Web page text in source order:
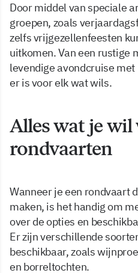
Door middel van speciale
groepen, zoals
zelfs vrijgezellenfeesten
uitkomen. Van een rustige
levendige avondcruise
er is voor elk wat wils.
Alles wat je wil
rondvaarten
Wanneer je een rondvaart
maken, is het handig om
over de opties en
Er zijn verschillende
beschikbaar, zoals
en borreltochten.